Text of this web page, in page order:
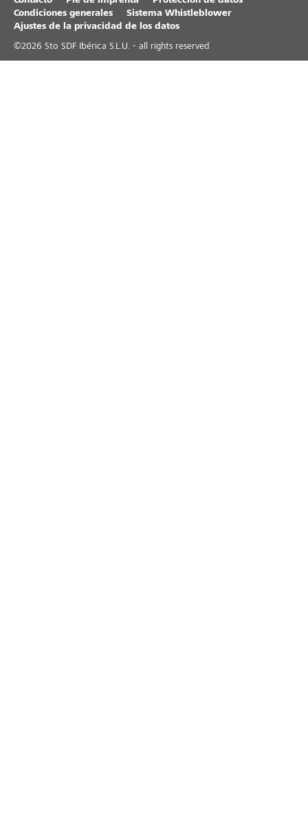
Condiciones generales
Sistema Whistleblower
Ajustes de la privacidad de los datos
©2026 Sto SDF Ibérica S.L.U. - all rights reserved